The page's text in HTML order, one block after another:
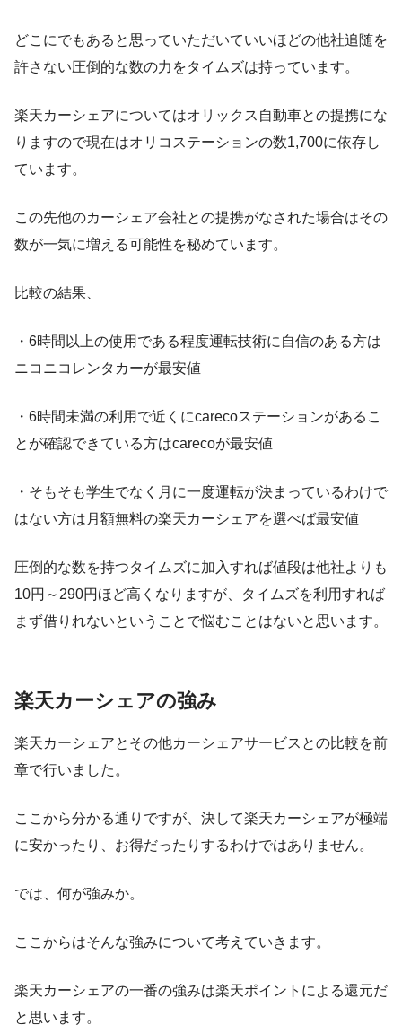
どこにでもあると思っていただいていいほどの他社追随を
許さない圧倒的な数の力をタイムズは持っています。
楽天カーシェアについてはオリックス自動車との提携にな
りますので現在はオリコステーションの数1,700に依存し
ています。
この先他のカーシェア会社との提携がなされた場合はその
数が一気に増える可能性を秘めています。
比較の結果
・6時間以上の使用である程度運転技術に自信のある方は
ニコニコレンタカーが最安値
・6時間未満の利用で近くにcarecoステーションがあるこ
とが確認できている方はcarecoが最安値
・そもそも学生でなく月に一度運転が決まっているわけで
はない方は月額無料の楽天カーシェアを選べば最安値
圧倒的な数を持つタイムズに加入すれば値段は他社よりも
10円～290円ほど高くなりますが、タイムズを利用すれば
まず借りれないということで悩むことはないと思います。
楽天カーシェアの強み
楽天カーシェアとその他カーシェアサービスとの比較を前
章で行いました。
ここから分かる通りですが、決して楽天カーシェアが極端
に安かったり、お得だったりするわけではありません。
では、 何が強みか。
ここからはそんな強みについて考えていきます。
楽天カーシェアの一番の強みは楽天ポイントによる還元だ
と思います。